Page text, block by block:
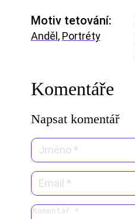
Motiv tetování:
Anděl , Portréty
Komentáře
Napsat komentář